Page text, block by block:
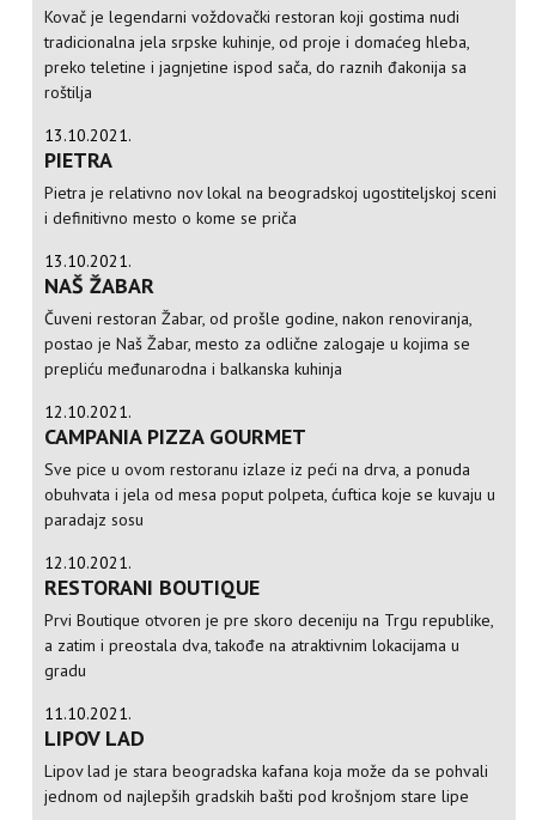
Kovač je legendarni voždovački restoran koji gostima nudi
tradicionalna jela srpske kuhinje, od proje i domaćeg hleba,
preko teletine i jagnjetine ispod sača, do raznih đakonija sa
roštilja
13.10.2021.
PIETRA
Pietra je relativno nov lokal na beogradskoj ugostiteljskoj sceni
i definitivno mesto o kome se priča
13.10.2021.
NAŠ ŽABAR
Čuveni restoran Žabar, od prošle godine, nakon renoviranja,
postao je Naš Žabar, mesto za odlične zalogaje u kojima se
prepliću međunarodna i balkanska kuhinja
12.10.2021.
CAMPANIA PIZZA GOURMET
Sve pice u ovom restoranu izlaze iz peći na drva, a ponuda
obuhvata i jela od mesa poput polpeta, ćuftica koje se kuvaju u
paradajz sosu
12.10.2021.
RESTORANI BOUTIQUE
Prvi Boutique otvoren je pre skoro deceniju na Trgu republike,
a zatim i preostala dva, takođe na atraktivnim lokacijama u
gradu
11.10.2021.
LIPOV LAD
Lipov lad je stara beogradska kafana koja može da se pohvali
jednom od najlepših gradskih bašti pod krošnjom stare lipe